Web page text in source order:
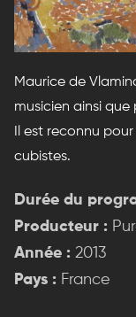
Maurice de
musicien ainsi
Il est reconnu
cubistes.
Durée du
Producteur :
Année : 2013
Pays : France